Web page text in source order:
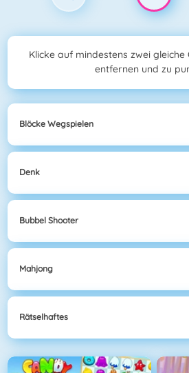
Klicke auf mindestens zwei
entfernen und zu
Blöcke Wegspielen
Denk
Bubbel Shooter
Mahjong
Rätselhaftes